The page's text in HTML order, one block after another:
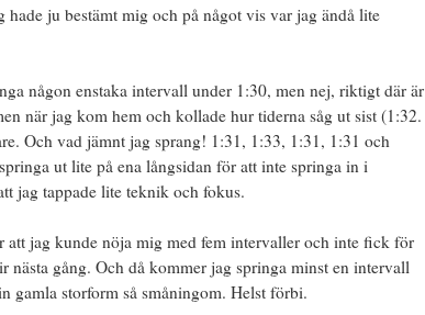
hade ju bestämt mig och på något vis var jag ändå lite
någon enstaka intervall under 1:30, men nej, riktigt där är
när jag kom hem och kollade hur tiderna såg ut sist (1:32.
Och vad jämnt jag sprang! 1:31, 1:33, 1:31, 1:31 och
ut lite på ena långsidan för att inte springa in i
jag tappade lite teknik och fokus.
jag kunde nöja mig med fem intervaller och inte fick för
gång. Och då kommer jag springa minst en intervall
gamla storform så småningom. Helst förbi.